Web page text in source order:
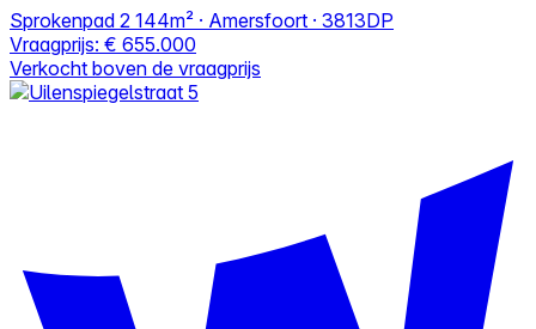
Sprokenpad 2 144m² · Amersfoort · 3813DP
Vraagprijs: € 655.000
Verkocht boven de vraagprijs